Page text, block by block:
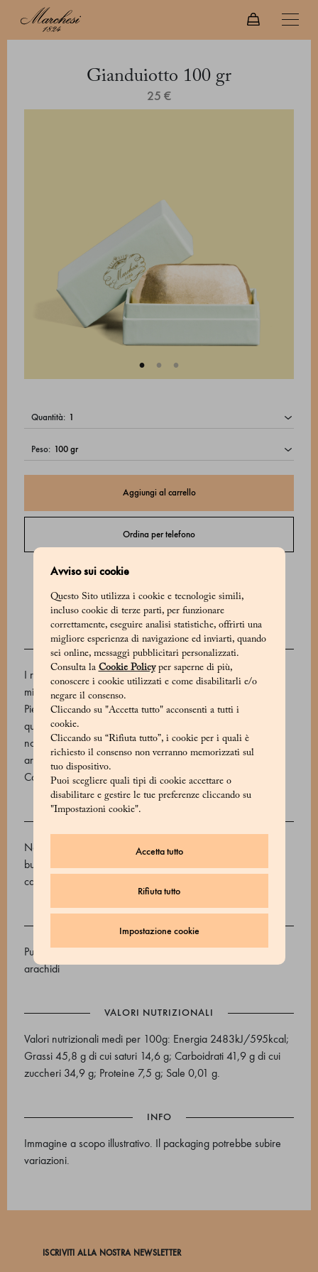
Avviso sui cookie
Questo Sito utilizza i cookie e tecnologie simili,
incluso cookie di terze parti, per funzionare
correttamente, eseguire analisi statistiche, offrirti una
migliore esperienza di navigazione ed inviarti, quando
sei online, messaggi pubblicitari personalizzati.
Consulta la Cookie Policyper saperne di più,
conoscere i cookie utilizzati e come disabilitarli e/o
negare il consenso.
Cliccando su "Accetta tutto" acconsenti a tutti i
cookie.
Cliccando su “Rifiuta tutto”, i cookie per i quali è
richiesto il consenso non verranno memorizzati sul
tuo dispositivo.
Puoi scegliere quali tipi di cookie accettare o
disabilitare e gestire le tue preferenze cliccando su
"Impostazioni cookie".
Accetta tutto
Rifiuta tutto
Impostazione cookie
Gianduiotto 100 gr
25 €
quantità:
peso:
Aggiungi al carrello
Ordina per telefono
Contatta il Servizio Clienti dal lunedì al sabato dalle 9:00 alle 20:00 o la
domenica dalle 9:00 alle 18:00.
DESCRIZIONE
I rinomati gianduiotti Marchesi 1824 sono preparati con le
migliori nocciole I.G.P. raccolte nella zona delle Langhe in
Piemonte, leggermente tostate, tritate e unite a cacao di alta
qualità proveniente dall’Ecuador. L’alta percentuale di
nocciole e cacao dona a questa specialità piemontese un
aroma straordinario.
Codice prodotto: 510621003_V
Nocciole Piemonte IGP tostate (40%), zucchero di canna,
burro di cacao, cacao amaro in polvere 22/24, fave di
cacao.
ALLERGENI
Può contenere tracce di frutti in guscio, soia, latte, sesamo e
arachidi
VALORI NUTRIZIONALI
Valori nutrizionali medi per 100g: Energia 2483kJ/595kcal;
Grassi 45,8 g di cui saturi 14,6 g; Carboidrati 41,9 g di cui
zuccheri 34,9 g; Proteine 7,5 g; Sale 0,01 g.
INFO
Immagine a scopo illustrativo. Il packaging potrebbe subire
variazioni.
ISCRIVITI ALLA NOSTRA NEWSLETTER